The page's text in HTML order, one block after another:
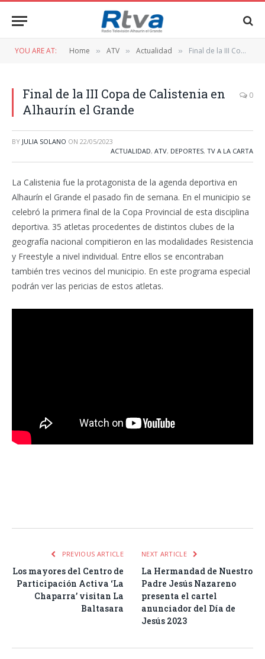
YOU ARE AT: Home » ATV » Actualidad » Final de la III Copa de Calistenia en Alhaurín el Grande
Final de la III Copa de Calistenia en
Alhaurín el Grande
0
BY JULIA SOLANO ON 22/05/2023
ACTUALIDAD, ATV, DEPORTES, TV A LA CARTA
La Calistenia fue la protagonista de la agenda deportiva en
Alhaurín el Grande el pasado fin de semana. En el municipio se
celebró la primera final de la Copa Provincial de esta disciplina
deportiva. 35 atletas procedentes de distintos clubes de la
geografía nacional compitieron en las modalidades Resistencia
y Freestyle a nivel individual. Entre ellos se encontraban
también tres vecinos del municipio. En este programa especial
podrán ver las pericias de estos atletas.
PREVIOUS ARTICLE
Los mayores del Centro de
Participación Activa ‘La
Chaparra’ visitan La
Baltasara
NEXT ARTICLE
La Hermandad de Nuestro
Padre Jesús Nazareno
presenta el cartel
anunciador del Día de
Jesús 2023